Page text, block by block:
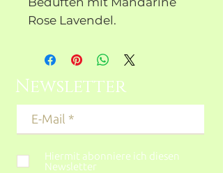
Rose Lavendel.
Newsletter
Hiermit abonniere ich diesen
Newsletter